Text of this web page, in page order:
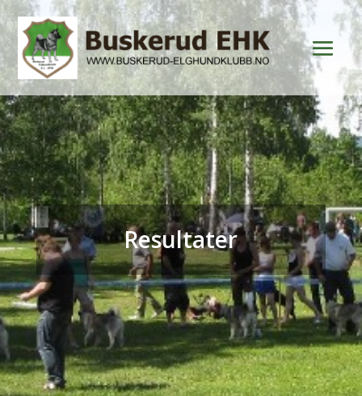
Resultater